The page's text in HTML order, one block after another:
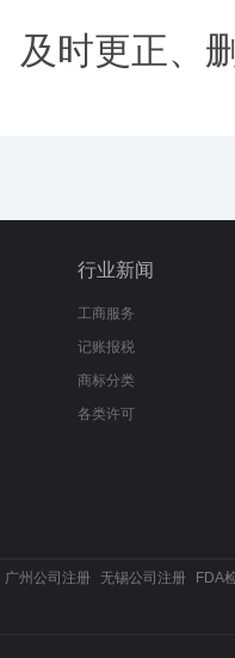
及时更正、
行业新闻
工商服务
记账报税
商标分类
各类许可
广州公司注册 无锡公司注册 FDA